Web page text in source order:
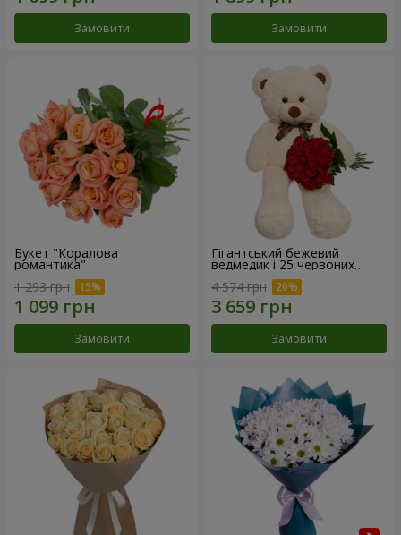
Замовити Замовити
Букет "Коралова
романтика"
1 293 грн
Замовити
Гігантський бежевий
ведмедик і 25 червоних
троянд
4 574 грн
Замовити